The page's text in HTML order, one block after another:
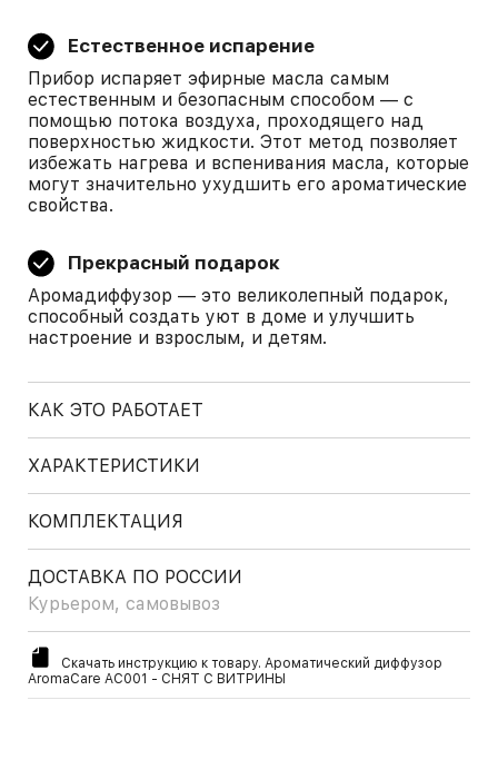
Естественное испарение
Прибор испаряет эфирные масла самым
естественным и безопасным способом — с
помощью потока воздуха, проходящего над
поверхностью жидкости. Этот метод позволяет
избежать нагрева и вспенивания масла, которые
могут значительно ухудшить его ароматические
свойства.
Прекрасный подарок
Аромадиффузор — это великолепный подарок,
способный создать уют в доме и улучшить
настроение и взрослым, и детям.
КАК ЭТО РАБОТАЕТ
ХАРАКТЕРИСТИКИ
КОМПЛЕКТАЦИЯ
ДОСТАВКА ПО РОССИИ
Курьером, самовывоз
Скачать инструкцию к товару. Ароматический диффузор
AromaCare AC001 - СНЯТ С ВИТРИНЫ